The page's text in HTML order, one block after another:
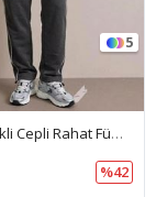
5
Erkek Lastikli Cepli Rahat Füme Eşofman Altı
%42